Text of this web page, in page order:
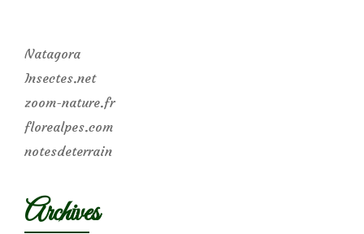
Natagora
Insectes.net
zoom-nature.fr
florealpes.com
notesdeterrain
Archives